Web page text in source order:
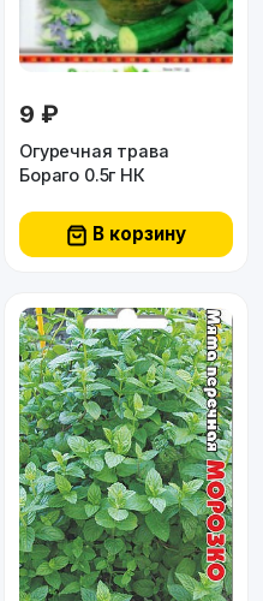
9 ₽
Огуречная трава
Бораго 0.5г НК
В корзину